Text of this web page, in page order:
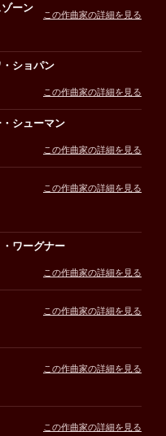
ーン
この作曲家の詳細を見る
ショパン
この作曲家の詳細を見る
シューマン
この作曲家の詳細を見る
この作曲家の詳細を見る
ワーグナー
この作曲家の詳細を見る
この作曲家の詳細を見る
この作曲家の詳細を見る
この作曲家の詳細を見る